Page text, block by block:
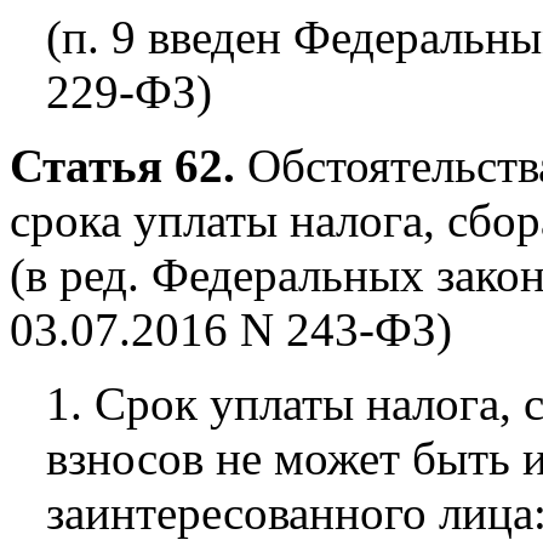
(п. 9 введен
229-ФЗ)
Статья 62.
срока уплаты налога,
(в ред. Федеральных
03.07.2016 N 243-ФЗ)
1. Срок уплаты налога,
взносов не может быть
заинтересованного